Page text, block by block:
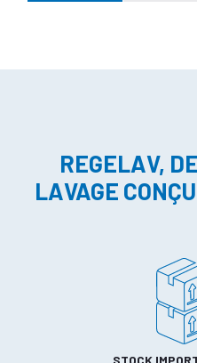
REGELAV,
LAVAGE